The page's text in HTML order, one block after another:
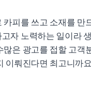
피를 쓰고 소재를 만
자 노력하는 일이라
은 광고를 접할 고객
이뤄진다면 최고니까